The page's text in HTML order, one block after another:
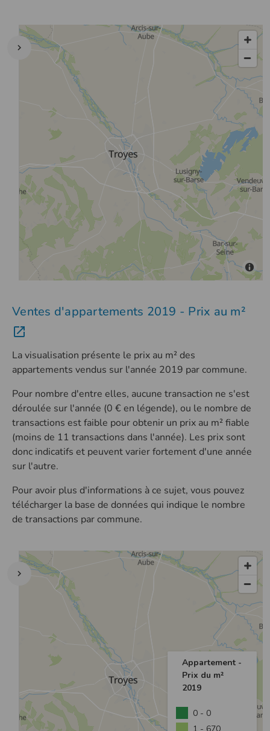
Ventes d'appartements 2019 - Prix au m²
La visualisation présente le prix au m² des
appartements vendus sur l'année 2019 par commune.
Pour nombre d'entre elles, aucune transaction ne s'est
déroulée sur l'année (0 € en légende), ou le nombre de
transactions est faible pour obtenir un prix au m² fiable
(moins de 11 transactions dans l'année). Les prix sont
donc indicatifs et peuvent varier fortement d'une année
sur l'autre.
Pour avoir plus d'informations à ce sujet, vous pouvez
télécharger la base de données qui indique le nombre
de transactions par commune.